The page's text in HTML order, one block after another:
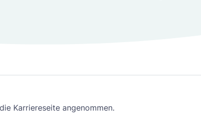
Karriereseite angenommen.